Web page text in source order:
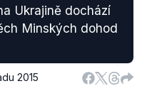
Ukrajině dochází
Minských dohod
2015